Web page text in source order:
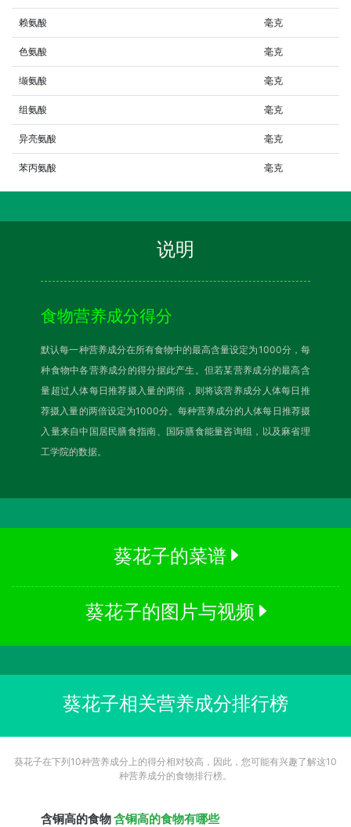
赖氨酸 毫克
色氨酸 毫克
缬氨酸 毫克
组氨酸 毫克
异亮氨酸 毫克
苯丙氨酸 毫克
说明
食物营养成分得分
默认每一种营养成分在所有食物中的最高含量设定为1000分，每
种食物中各营养成分的得分据此产生。但若某营养成分的最高含
量超过人体每日推荐摄入量的两倍，则将该营养成分人体每日推
荐摄入量的两倍设定为1000分。每种营养成分的人体每日推荐摄
入量来自中国居民膳食指南、国际膳食能量咨询组，以及麻省理
工学院的数据。
葵花子的菜谱
葵花子的图片与视频
葵花子相关营养成分排行榜
葵花子在下列10种营养成分上的得分相对较高，因此，您可能有兴趣了解这10
种营养成分的食物排行榜。
含铜高的食物含铜高的食物有哪些